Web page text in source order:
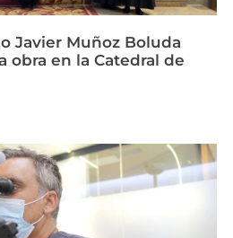
Javier Muñoz Boluda
obra en la Catedral de